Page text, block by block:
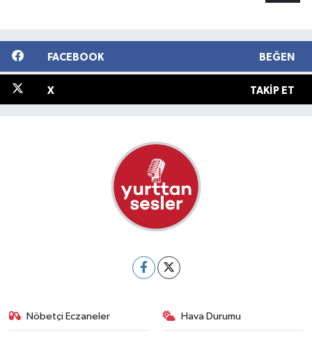
FACEBOOK BEĞEN
X TAKIP ET
Nöbetçi Eczaneler Hava Durumu